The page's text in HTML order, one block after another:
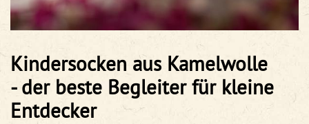
Kindersocken aus Kamelwolle
- der beste Begleiter für kleine
Entdecker